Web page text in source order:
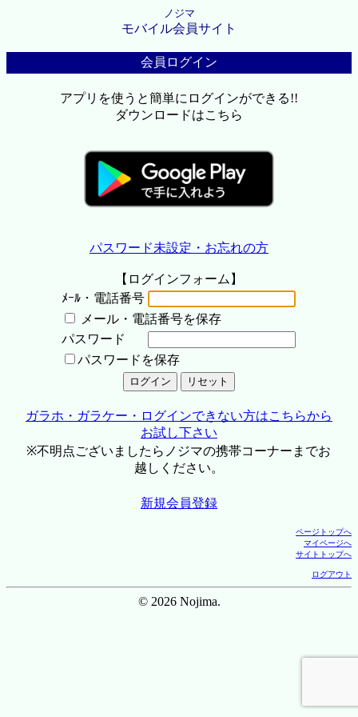
ノジマ
モバイル会員サイト
会員ログイン
アプリを使うと簡単にログインができる!!
ダウンロードはこちら
パスワード未設定・お忘れの方
【ログインフォーム】
ﾒｰﾙ・電話番号
メール・電話番号を保存
パスワード
パスワードを保存
ガラホ・ガラケー・ログインできない方はこちらから
お試し下さい
※不明点ございましたらノジマの携帯コーナーまでお
越しください。
新規会員登録
ページトップへ
マイページへ
サイトトップへ
ログアウト
© 2026 Nojima.